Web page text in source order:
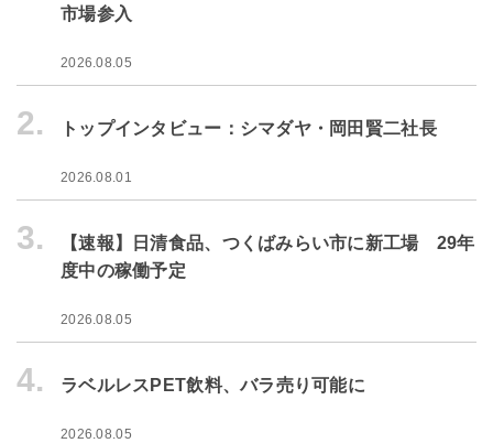
市場参入
2026.08.05
2. トップインタビュー：シマダヤ・岡田賢二社長
2026.08.01
3.
【速報】日清食品、つくばみらい市に新工場 29年
度中の稼働予定
2026.08.05
4. ラベルレスPET飲料、バラ売り可能に
2026.08.05